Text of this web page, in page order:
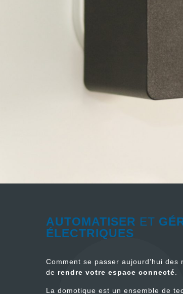
AUTOMATISER ET
ÉLECTRIQUES
Comment se passer aujourd’hui
de rendre votre espace connecté.
La domotique est un ensemble de